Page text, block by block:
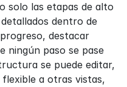
solo las etapas de alto
dentro de
destacar
ningún paso se pase
se puede editar,
a otras vistas,